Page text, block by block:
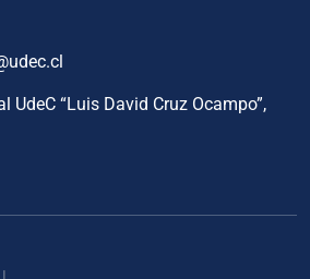
UdeC “Luis David Cruz Ocampo”,